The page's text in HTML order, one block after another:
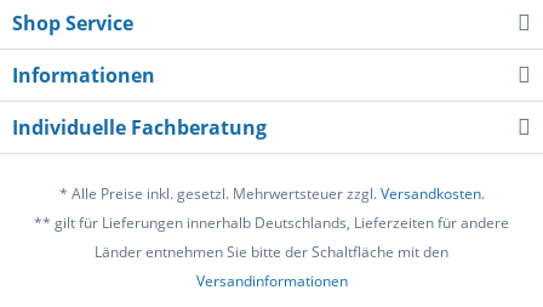
Shop Service
Informationen
Individuelle Fachberatung
* Alle Preise inkl. gesetzl. Mehrwertsteuer zzgl.Versandkosten.
** gilt für Lieferungen innerhalb Deutschlands, Lieferzeiten für andere
Länder entnehmen Sie bitte der Schaltfläche mit den
Versandinformationen